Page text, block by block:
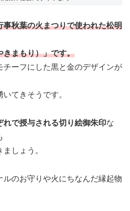
事秋葉の火まつりで使われた松明
きまもり）」です。
チーフにした黒と金のデザインが
てきそうです。
れで授与される切り絵御朱印な
しょう。
ルのお守りや火にちなんだ縁起物